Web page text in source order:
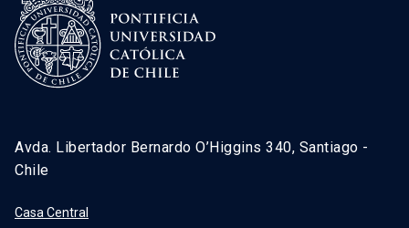
Avda. Libertador Bernardo O’Higgins 340, Santiago -
Chile
Casa Central